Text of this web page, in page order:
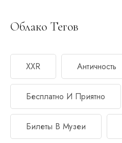
Облако Тегов
XXR Античность
Бесплатно И Приятно
Билеты В Музеи